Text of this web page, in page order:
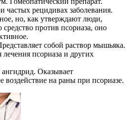
частых рецидивах заболевания.
но, как утверждают люди,
против псориаза, оно
собой раствор мышьяка.
лечения псориаза и других
Оказывает
воздействие на раны при псориазе.